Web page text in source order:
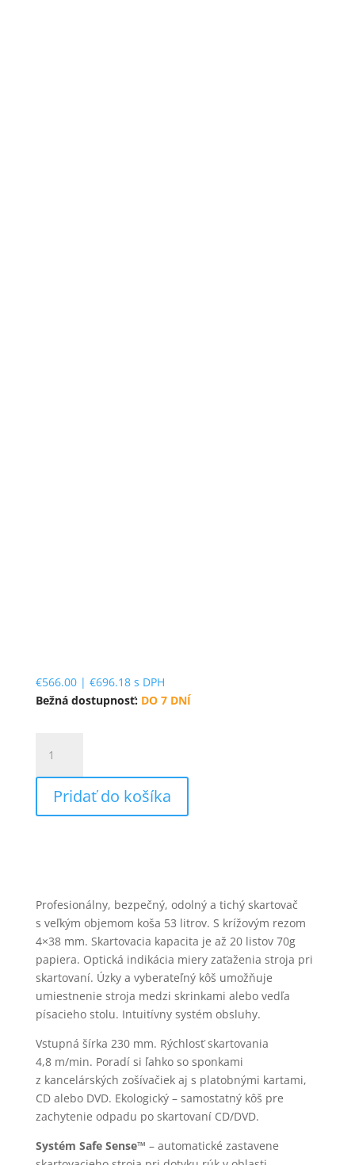
€566.00 | €696.18s DPH
Bežná dostupnosť: DO 7 DNÍ
Fellowes
125
Pridať do košíka
Profesionálny, bezpečný, odolný a tichý skartovač
s veľkým objemom koša 53 litrov. S krížovým rezom
4×38 mm. Skartovacia kapacita je až 20 listov 70g
papiera. Optická indikácia miery zaťaženia stroja pri
skartovaní. Úzky a vyberateľný kôš umožňuje
umiestnenie stroja medzi skrinkami alebo vedľa
písacieho stolu. Intuitívny systém obsluhy.
Vstupná šírka 230 mm. Rýchlosť skartovania
4,8 m/min. Poradí si ľahko so sponkami
z kancelárských zošívačiek aj s platobnými kartami,
CD alebo DVD. Ekologický – samostatný kôš pre
zachytenie odpadu po skartovaní CD/DVD.
Systém Safe Sense™ – automatické zastavene